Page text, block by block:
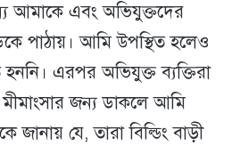
আমাকে এবং অভিযুক্তদের
পাঠায়। আমি উপস্থিত হলেও
এরপর অভিযুক্ত ব্যক্তিরা
জন্য ডাকলে আমি
জানায় যে, তারা বিল্ডিং বাড়ী